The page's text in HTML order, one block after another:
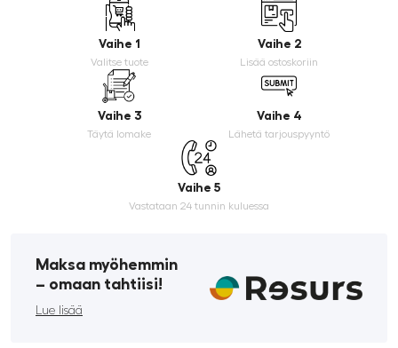
Vaihe 1
Valitse tuote
Vaihe 2
Lisää ostoskoriin
Vaihe 3
Täytä lomake
Vaihe 4
Lähetä tarjouspyyntö
Vaihe 5
Vastataan 24 tunnin kuluessa
Maksa myöhemmin
­– omaan tahtiisi!
Lue lisää